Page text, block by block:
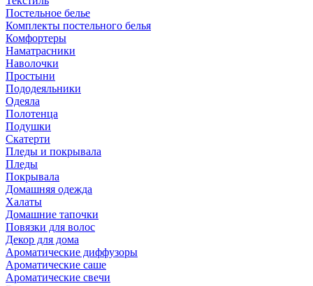
Постельное белье
Комплекты постельного белья
Комфортеры
Наматрасники
Наволочки
Простыни
Пододеяльники
Одеяла
Полотенца
Подушки
Скатерти
Пледы и покрывала
Пледы
Покрывала
Домашняя одежда
Халаты
Домашние тапочки
Повязки для волос
Декор для дома
Ароматические диффузоры
Ароматические саше
Ароматические свечи